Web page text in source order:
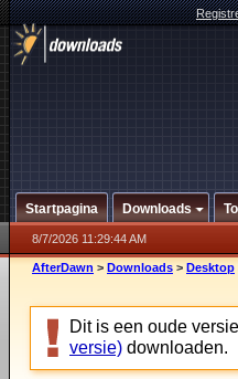
Startpagina Downloads
8/7/2026 11:29:44 AM
AfterDawn > Downloads > Desktop
Dit is een oude
versie) downloaden.